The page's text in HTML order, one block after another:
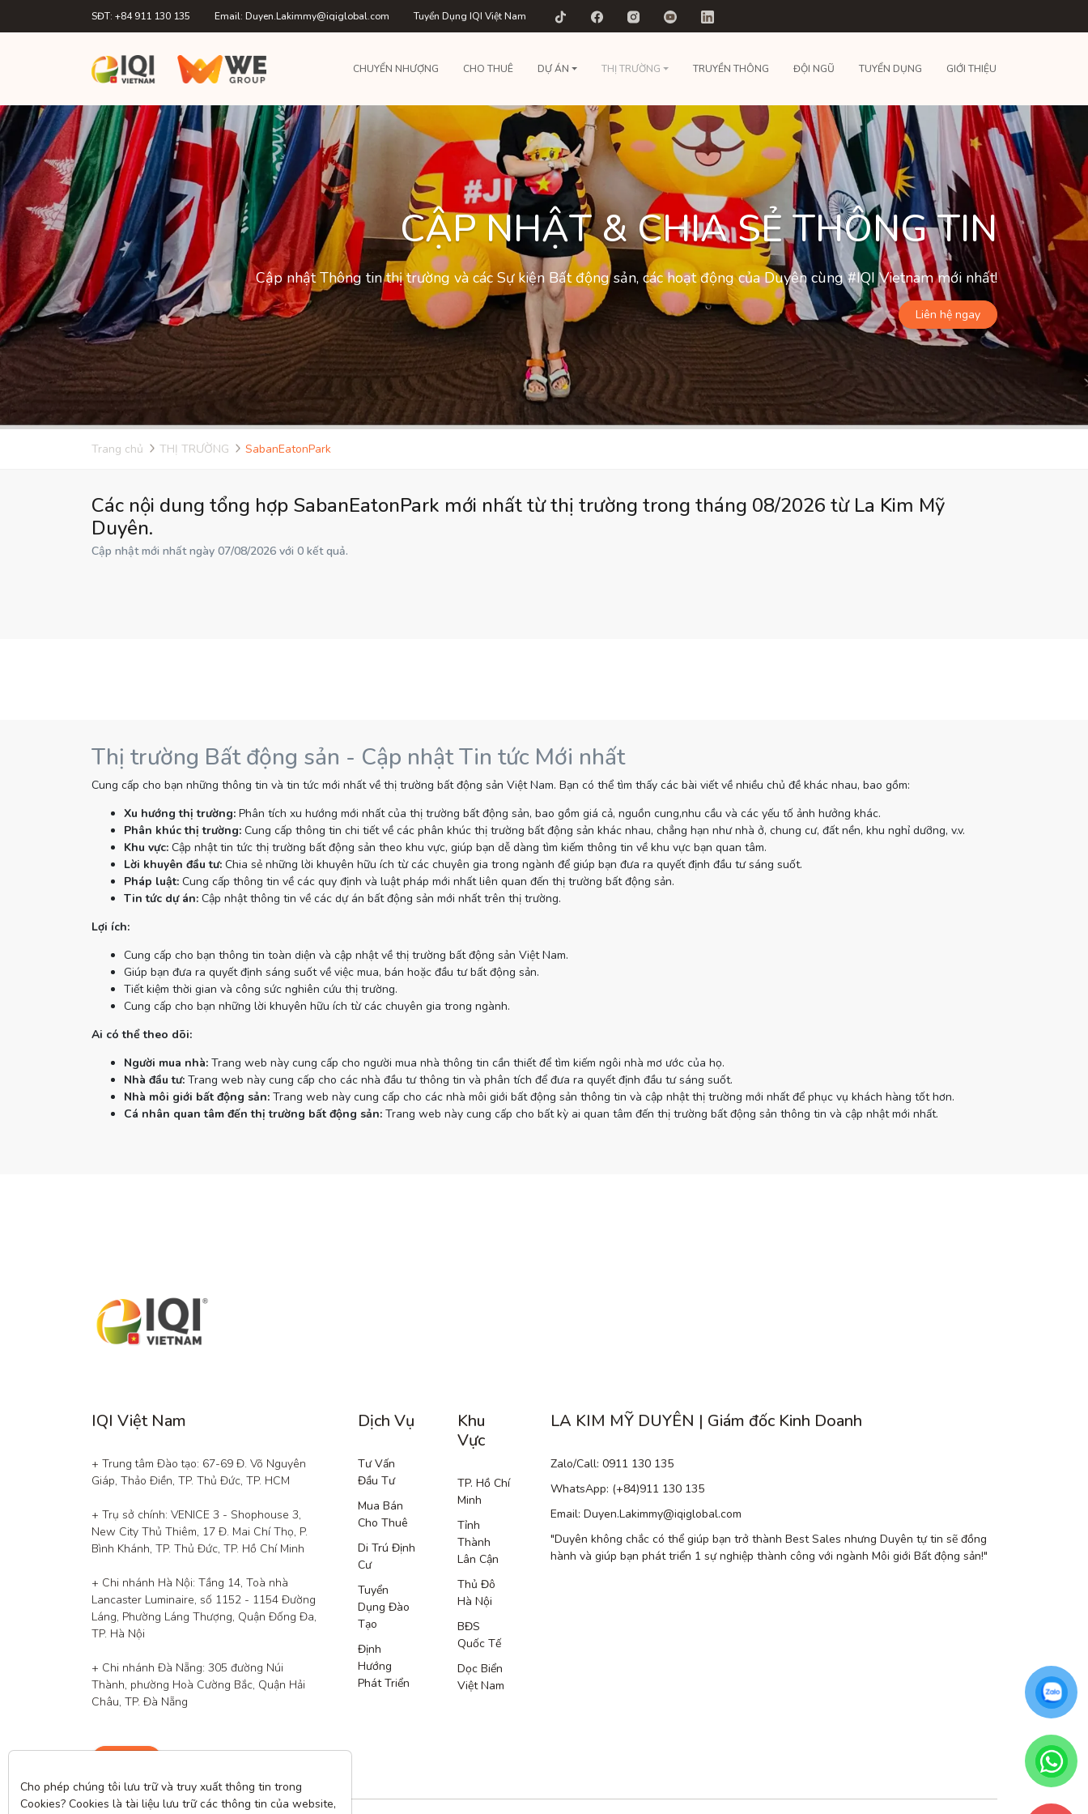
SĐT: +84 911 130 135 Email: Duyen.Lakimmy@iqiglobal.com Tuyển Dụng IQI Việt Nam
CHUYỂN NHƯỢNG CHO THUÊ DỰ ÁN THỊ TRƯỜNG TRUYỀN THÔNG ĐỘI NGŨ TUYỂN DỤNG GIỚI THIỆU
CẬP NHẬT & CHIA SẺ THÔNG TIN
Cập nhật Thông tin thị trường và các Sự kiện Bất động sản, các hoạt động của Duyên cùng #IQI Vietnam mới nhất!
Liên hệ ngay
Trang chủ THỊ TRƯỜNG SabanEatonPark
Các nội dung tổng hợp SabanEatonPark mới nhất từ thị trường trong tháng 08/2026 từ La Kim Mỹ
Duyên.
Cập nhật mới nhất ngày 07/08/2026 với 0 kết quả.
Thị trường Bất động sản - Cập nhật Tin tức Mới nhất
Cung cấp cho bạn những thông tin và tin tức mới nhất về thị trường bất động sản Việt Nam. Bạn có thể tìm thấy các bài viết về nhiều chủ đề khác nhau, bao gồm:
Xu hướng thị trường:Phân tích xu hướng mới nhất của thị trường bất động sản, bao gồm giá cả, nguồn cung,nhu cầu và các yếu tố ảnh hưởng khác.
Phân khúc thị trường:Cung cấp thông tin chi tiết về các phân khúc thị trường bất động sản khác nhau, chẳng hạn như nhà ở, chung cư, đất nền, khu nghỉ dưỡng, v.v.
Khu vực:Cập nhật tin tức thị trường bất động sản theo khu vực, giúp bạn dễ dàng tìm kiếm thông tin về khu vực bạn quan tâm.
Lời khuyên đầu tư:Chia sẻ những lời khuyên hữu ích từ các chuyên gia trong ngành để giúp bạn đưa ra quyết định đầu tư sáng suốt.
Pháp luật:Cung cấp thông tin về các quy định và luật pháp mới nhất liên quan đến thị trường bất động sản.
Tin tức dự án:Cập nhật thông tin về các dự án bất động sản mới nhất trên thị trường.
Lợi ích:
Cung cấp cho bạn thông tin toàn diện và cập nhật về thị trường bất động sản Việt Nam.
Giúp bạn đưa ra quyết định sáng suốt về việc mua, bán hoặc đầu tư bất động sản.
Tiết kiệm thời gian và công sức nghiên cứu thị trường.
Cung cấp cho bạn những lời khuyên hữu ích từ các chuyên gia trong ngành.
Ai có thể theo dõi:
Người mua nhà:Trang web này cung cấp cho người mua nhà thông tin cần thiết để tìm kiếm ngôi nhà mơ ước của họ.
Nhà đầu tư:Trang web này cung cấp cho các nhà đầu tư thông tin và phân tích để đưa ra quyết định đầu tư sáng suốt.
Nhà môi giới bất động sản:Trang web này cung cấp cho các nhà môi giới bất động sản thông tin và cập nhật thị trường mới nhất để phục vụ khách hàng tốt hơn.
Cá nhân quan tâm đến thị trường bất động sản:Trang web này cung cấp cho bất kỳ ai quan tâm đến thị trường bất động sản thông tin và cập nhật mới nhất.
IQI Việt Nam
+ Trung tâm Đào tạo: 67-69 Đ. Võ Nguyên
Giáp, Thảo Điền, TP. Thủ Đức, TP. HCM
+ Trụ sở chính: VENICE 3 - Shophouse 3,
New City Thủ Thiêm, 17 Đ. Mai Chí Thọ, P.
Bình Khánh, TP. Thủ Đức, TP. Hồ Chí Minh
+ Chi nhánh Hà Nội: Tầng 14, Toà nhà
Lancaster Luminaire, số 1152 - 1154 Đường
Láng, Phường Láng Thượng, Quận Đống Đa,
TP. Hà Nội
+ Chi nhánh Đà Nẵng: 305 đường Núi
Thành, phường Hoà Cường Bắc, Quận Hải
Châu, TP. Đà Nẵng
Dịch Vụ
Tư Vấn
Đầu Tư
Mua Bán
Cho Thuê
Di Trú Định
Cư
Tuyển
Dụng Đào
Tạo
Định
Hướng
Phát Triển
Khu
Vực
TP. Hồ Chí
Minh
Tỉnh
Thành
Lân Cận
Thủ Đô
Hà Nội
BĐS
Quốc Tế
Dọc Biển
Việt Nam
LA KIM MỸ DUYÊN | Giám đốc Kinh Doanh
Zalo/Call: 0911 130 135
WhatsApp: (+84)911 130 135
Email: Duyen.Lakimmy@iqiglobal.com
"Duyên không chắc có thể giúp bạn trở thành Best Sales nhưng Duyên tự tin sẽ đồng
hành và giúp bạn phát triển 1 sự nghiệp thành công với ngành Môi giới Bất động sản!"
Cho phép chúng tôi lưu trữ và truy xuất thông tin trong
Cookies? Cookies là tài liệu lưu trữ các thông tin của website,